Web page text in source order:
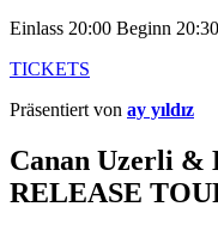
Einlass 20:00 Beginn 20:30
TICKETS
Präsentiert von ay yıldız
Canan Uzerli &
RELEASE